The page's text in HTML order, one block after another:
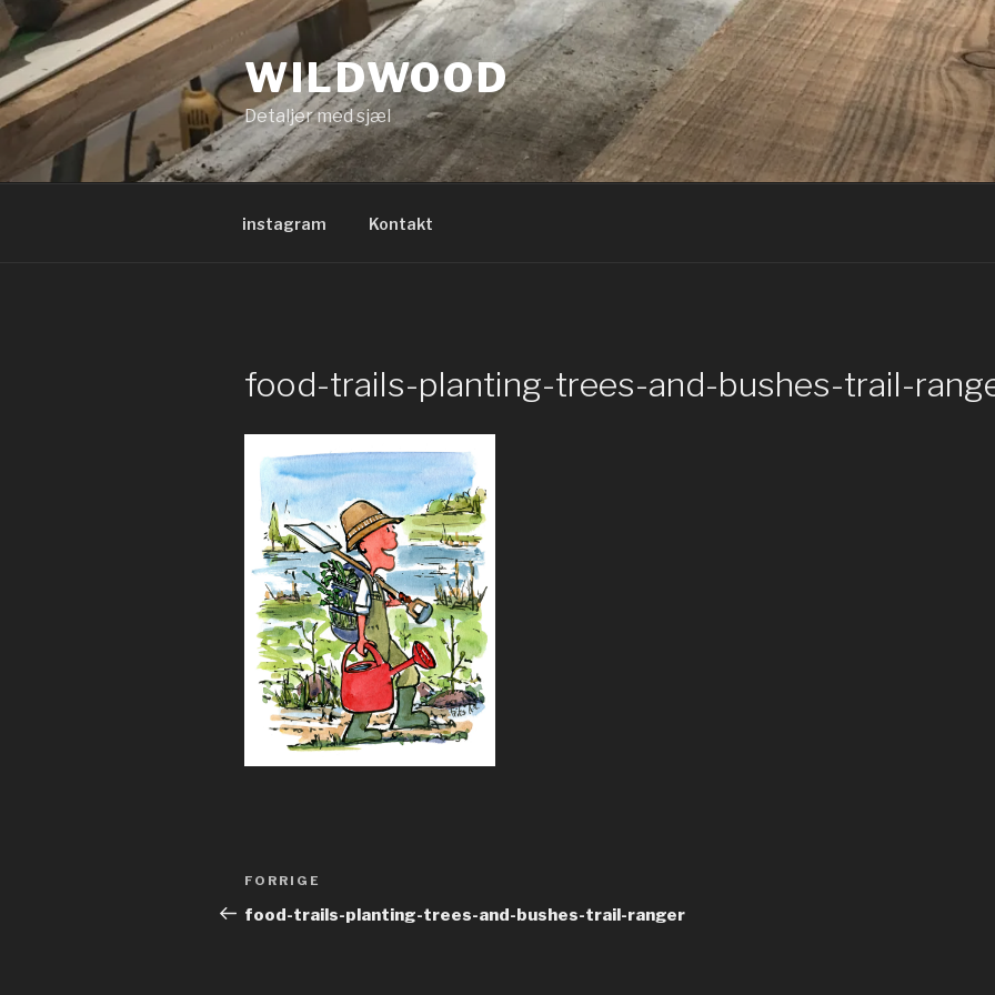
Videre
til
indhold
WILDWOOD
Detaljer med sjæl
instagram Kontakt
food-trails-planting-trees-and-bushes-trail-
Indlægsnavigation
Forrige
indlæg
FORRIGE
food-trails-planting-trees-and-bushes-trail-ranger